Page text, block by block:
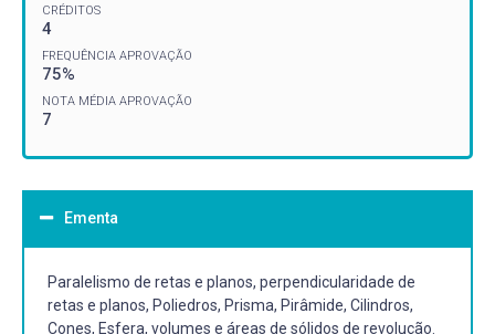
CRÉDITOS
4
FREQUÊNCIA APROVAÇÃO
75%
NOTA MÉDIA APROVAÇÃO
7
Ementa
Paralelismo de retas e planos, perpendicularidade de
retas e planos, Poliedros, Prisma, Pirâmide, Cilindros,
Cones, Esfera, volumes e áreas de sólidos de revolução.